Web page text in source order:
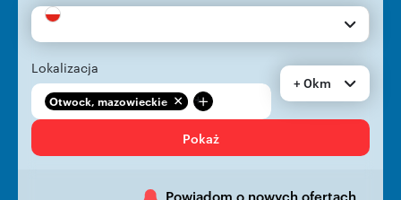
Lokalizacja
Otwock, mazowieckie +
+ 0km
Pokaż
Powiadom o nowych ofertach